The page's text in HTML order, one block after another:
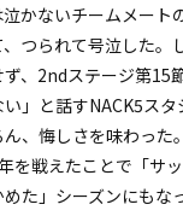
かないチームメート
つられて号泣した。
、2ndステージ第15
」と話すNACK5ス
、悔しさを味わった
を戦えたことで「サ
た」シーズンにもな